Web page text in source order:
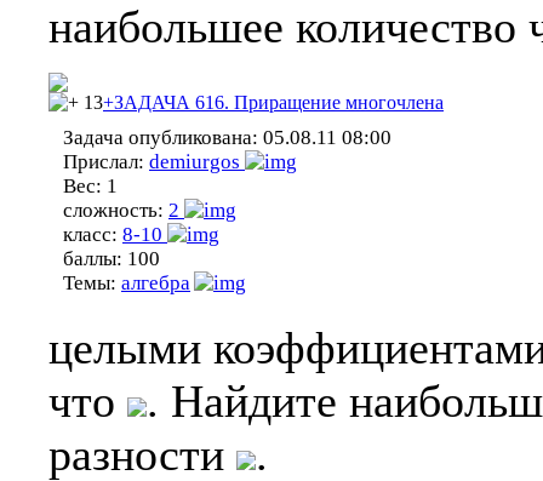
наибольшее количество
13+ЗАДАЧА 616. Приращение многочлена
Задача опубликована: 05.08.11 08:00
Прислал: demiurgos
Вес: 1
сложность: 2
класс: 8-10
баллы: 100
Темы: алгебра
целыми
что
. Найдите
разности
.